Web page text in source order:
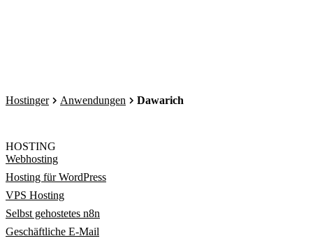
Hostinger Anwendungen Dawarich
HOSTING
Webhosting
Hosting für WordPress
VPS Hosting
Selbst gehostetes n8n
Geschäftliche E-Mail